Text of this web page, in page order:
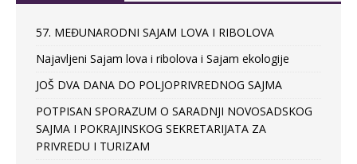
57. MEĐUNARODNI SAJAM LOVA I RIBOLOVA
Najavljeni Sajam lova i ribolova i Sajam ekologije
JOŠ DVA DANA DO POLJOPRIVREDNOG SAJMA
POTPISAN SPORAZUM O SARADNJI NOVOSADSKOG
SAJMA I POKRAJINSKOG SEKRETARIJATA ZA
PRIVREDU I TURIZAM